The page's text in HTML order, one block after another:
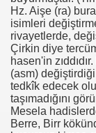
Hz. Aişe (ra)
isimleri
rivayetlerde,
Çirkin diye
hasen'in
(asm)
tedkîk edecek
taşımadığını
Mesela
Berre, Birr